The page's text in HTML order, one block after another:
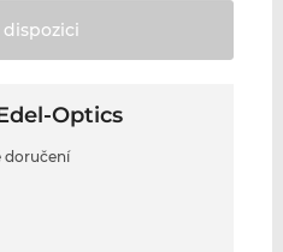
dispozici
Optics
doručení